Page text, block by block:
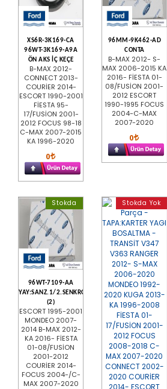
XS6R-3K169-CA
96WT-3K169-A9A
ÖN AKS İÇ KEÇE
B-MAX 2012-
CONNECT 2013-
COURİER 2014-
ESCORT 1990-2001
FİESTA 95-
17/FUSİON 2001-
2012 FOCUS 98-18
C-MAX 2007-2015
KA 1996-2020
0
96MM-9K462-AD
CONTA
B-MAX 2012- S-
MAX 2006-2015 KA
2016- FİESTA 01-
08/FUSİON 2001-
2012 ESCORT
1990-1995 FOCUS
2004-C-MAX
2007-2020
0
Stokda
96WT-7109-AA
YAY:SANZ.1/2.SENKROMEC(IB5)
(2)
ESCORT 1995-2001
MONDEO 2007-
2014 B-MAX 2012-
KA 2016- FİESTA
01-08/FUSİON
2001-2012
COURİER 2014-
FOCUS 2004-/C-
MAX 2007-2020
Stokda Yok